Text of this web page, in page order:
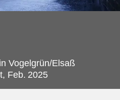
Vogelgrün/Elsaß
Feb. 2025